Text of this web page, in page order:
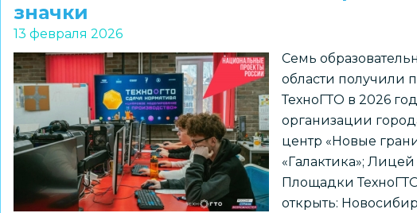
значки
13 февраля 2026
Семь
области получили
ТехноГТО в 2026
организации
центр «Новые
«Галактика»;
Площадки
открыть: